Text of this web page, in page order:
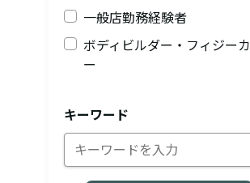
一般店勤務経験者
ボディビルダー・フィジーカ
ー
キーワード